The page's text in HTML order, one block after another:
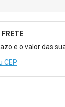
Calcular o
FRETE
e o valor das
CEP